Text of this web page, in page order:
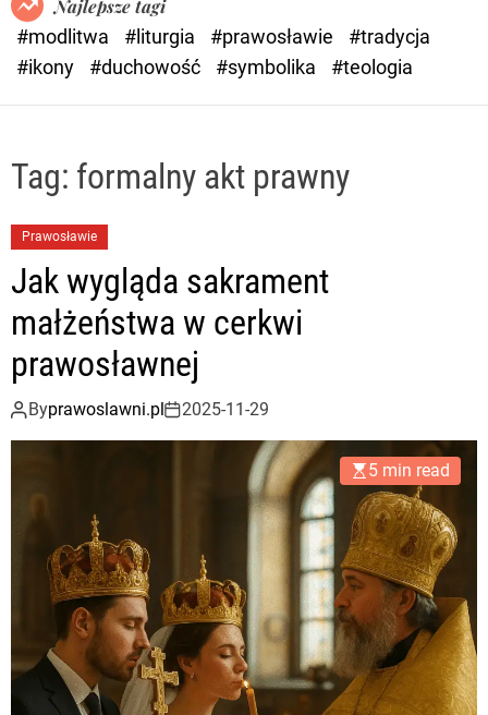
e
Najlepsze tagi
#modlitwa
#liturgia #prawosławie
#tradycja
#ikony
#duchowość #symbolika #teologia
Tag: formalny akt prawny
Prawosławie
Jak wygląda sakrament
małżeństwa w cerkwi
prawosławnej
Byprawoslawni.pl 2025-11-29
5 min read